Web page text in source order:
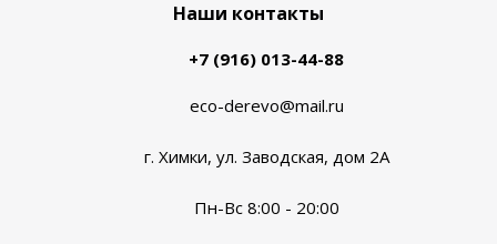
Наши контакты
+7 (916) 013-44-88
eco-derevo@mail.ru
г. Химки, ул. Заводская, дом 2А
Пн-Вс 8:00 - 20:00